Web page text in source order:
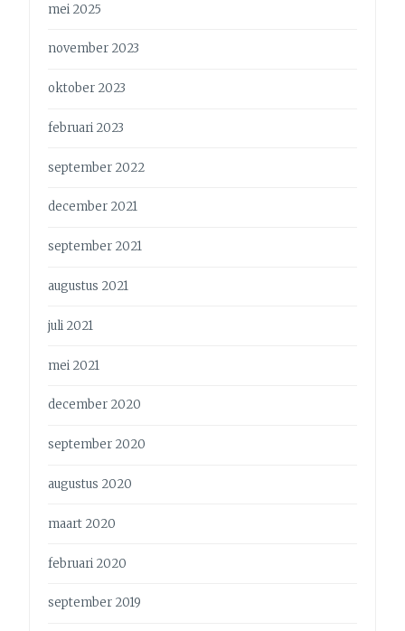
mei 2025
november 2023
oktober 2023
februari 2023
september 2022
december 2021
september 2021
augustus 2021
juli 2021
mei 2021
december 2020
september 2020
augustus 2020
maart 2020
februari 2020
september 2019